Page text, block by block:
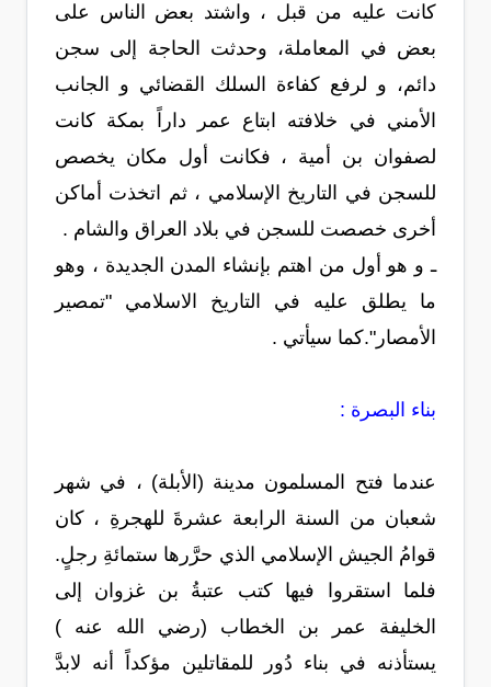
كانت عليه من قبل ، واشتد بعض الناس على
بعض في المعاملة، وحدثت الحاجة إلى سجن
دائم، و لرفع كفاءة السلك القضائي و الجانب
الأمني في خلافته ابتاع عمر داراً بمكة كانت
لصفوان بن أمية ، فكانت أول مكان يخصص
للسجن في التاريخ الإسلامي ، ثم اتخذت أماكن
أخرى خصصت للسجن في بلاد العراق والشام .
ـ و هو أول من اهتم بإنشاء المدن الجديدة ، وهو
ما يطلق عليه في التاريخ الاسلامي "تمصير
الأمصار".كما سيأتي .
بناء البصرة :
عندما فتح المسلمون مدينة (الأبلة) ، في شهر
شعبان من السنة الرابعة عشرةَ للهجرةِ ، كان
قوامُ الجيش الإسلامي الذي حرَّرها ستمائةِ رجلٍ.
فلما استقروا فيها كتب عتبةُ بن غزوان إلى
الخليفة عمر بن الخطاب (رضي الله عنه )
يستأذنه في بناء دُور للمقاتلين مؤكداً أنه لابدَّ